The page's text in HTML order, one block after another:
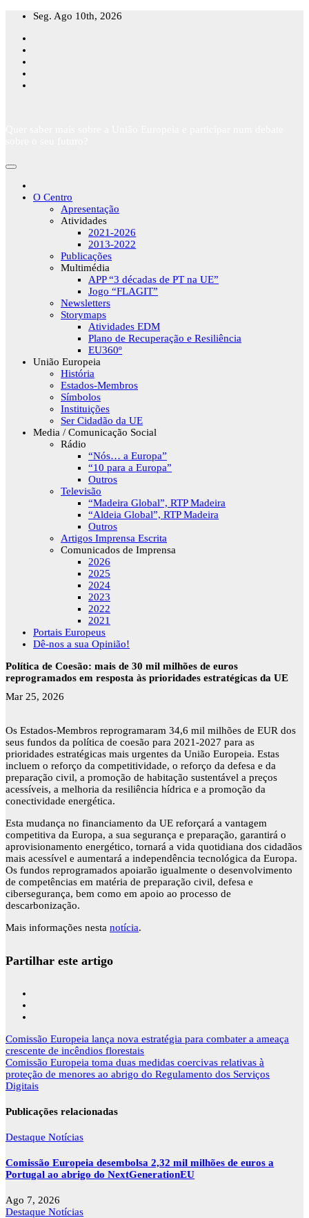
Skip
content
Seg. Ago 10th, 2026
O Centro
Apresentação
Atividades
2021-2026
2013-2022
Publicações
Multimédia
APP “3 décadas de PT na UE”
Jogo “FLAGIT”
Newsletters
Storymaps
Atividades EDM
Plano de Recuperação e Resiliência
EU360º
União Europeia
História
Estados-Membros
Símbolos
Instituições
Ser Cidadão da UE
Media / Comunicação Social
Rádio
“Nós… a Europa”
“10 para a Europa”
Outros
Televisão
“Madeira Global”, RTP Madeira
“Aldeia Global”, RTP Madeira
Outros
Artigos Imprensa Escrita
Comunicados de Imprensa
2026
2025
2024
2023
2022
2021
Portais Europeus
Dê-nos a sua Opinião!
Política de Coesão: mais de 30 mil milhões de euros
reprogramados em resposta às prioridades estratégicas da UE
Mar 25, 2026
Os Estados-Membros reprogramaram 34,6 mil milhões de EUR dos
seus fundos da política de coesão para 2021-2027 para as
prioridades estratégicas mais urgentes da União Europeia. Estas
incluem o reforço da competitividade, o reforço da defesa e da
preparação civil, a promoção de habitação sustentável a preços
acessíveis, a melhoria da resiliência hídrica e a promoção da
conectividade energética.
Esta mudança no financiamento da UE reforçará a vantagem
competitiva da Europa, a sua segurança e preparação, garantirá o
aprovisionamento energético, tornará a vida quotidiana dos cidadãos
mais acessível e aumentará a independência tecnológica da Europa.
Os fundos reprogramados apoiarão igualmente o desenvolvimento
de competências em matéria de preparação civil, defesa e
cibersegurança, bem como em apoio ao processo de
descarbonização.
Mais informações nesta notícia.
Partilhar este artigo
Navegação
de
artigos
Comissão Europeia lança nova estratégia para combater a ameaça
crescente de incêndios florestais
Comissão Europeia toma duas medidas coercivas relativas à
proteção de menores ao abrigo do Regulamento dos Serviços
Digitais
Publicações relacionadas
Destaque Notícias
Comissão Europeia desembolsa 2,32 mil milhões de euros a
Portugal ao abrigo do NextGenerationEU
Ago 7, 2026
Destaque Notícias